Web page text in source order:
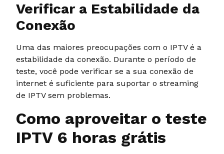
Verificar a Estabilidade da
Conexão
Uma das maiores preocupações com o IPTV é a
estabilidade da conexão. Durante o período de
teste, você pode verificar se a sua conexão de
internet é suficiente para suportar o streaming
de IPTV sem problemas.
Como aproveitar o teste
IPTV 6 horas grátis